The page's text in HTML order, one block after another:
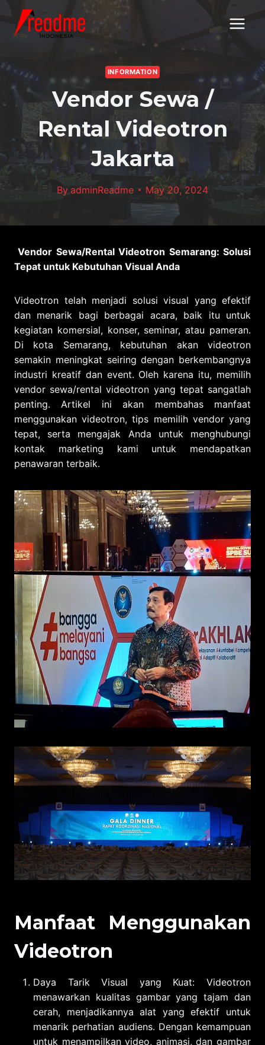
content
INFORMATION
Vendor Sewa /
Rental Videotron
Jakarta
By adminReadme May 20, 2024
Vendor Sewa/Rental Videotron Semarang: Solusi
Tepat untuk Kebutuhan Visual Anda
Videotron telah menjadi solusi visual yang efektif
dan menarik bagi berbagai acara, baik itu untuk
kegiatan komersial, konser, seminar, atau pameran.
Di kota Semarang, kebutuhan akan videotron
semakin meningkat seiring dengan berkembangnya
industri kreatif dan event. Oleh karena itu, memilih
vendor sewa/rental videotron yang tepat sangatlah
penting. Artikel ini akan membahas manfaat
menggunakan videotron, tips memilih vendor yang
tepat, serta mengajak Anda untuk menghubungi
kontak marketing kami untuk mendapatkan
penawaran terbaik.
Manfaat Menggunakan
Videotron
Daya Tarik Visual yang Kuat: Videotron
menawarkan kualitas gambar yang tajam dan
cerah, menjadikannya alat yang efektif untuk
menarik perhatian audiens. Dengan kemampuan
untuk menampilkan video, animasi, dan gambar